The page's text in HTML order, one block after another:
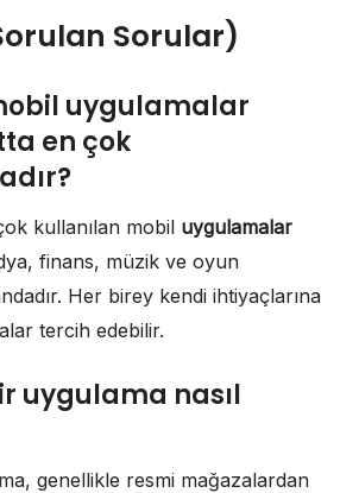
Sorular)
uygulamalar
en çok
kullanılan mobil uygulamalar
finans, müzik ve oyun
Her birey kendi ihtiyaçlarına
tercih edebilir.
uygulama nasıl
genellikle resmi mağazalardan